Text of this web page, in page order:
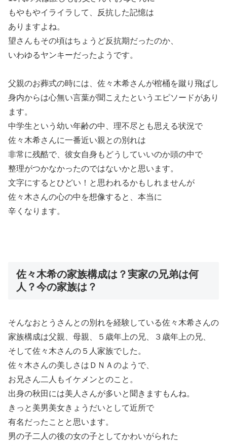
もやもやイライラして、反抗した記憶は
ありますよね。
望さんもその頃はちょうど反抗期だったのか、
いわゆるヤンキーだったようです。
父親のお葬式の時には、佐々木希さんが棺桶を蹴り飛ばし
身内からは心無い言葉が聞こえたというエピソードがあり
ます。
中学生という幼い年齢の中、理不尽とも思える状況で
佐々木希さんに一番近い親との別れは
非常に残酷で、彼女自身もどうしていいのか頭の中で
整理がつかなかったのではないかと思います。
文字にするとひどい！と思われるかもしれませんが
佐々木さんの心の中を想像すると、本当に
辛くなります。
佐々木希の家族構成は？実家の兄弟は何
人？今の家族は？
そんなおとうさんとの別れを経験している佐々木希さんの
家族構成は父親、母親、５歳年上の兄、３歳年上の兄、
そして佐々木さんの５人家族でした。
佐々木さんの美しさはＤＮＡのようで、
お兄さん二人もイケメンとのこと。
出身の秋田には美人さんが多いと聞きますもんね。
きっと美男美女きょうだいとして近所で
有名だったことと思います。
男の子二人の後の女の子としてかわいがられた